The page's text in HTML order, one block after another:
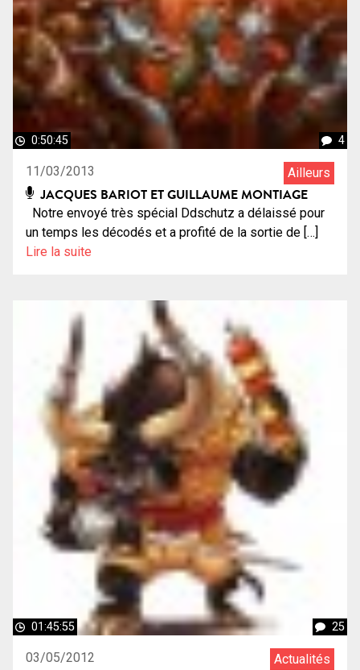
0:50:45 4
11/03/2013 Ailleurs
JACQUES BARIOT ET GUILLAUME MONTIAGE
Notre envoyé très spécial Ddschutz a délaissé pour
un temps les décodés et a profité de la sortie de […]
Lire la suite
01:45:55 25
03/05/2012 Actualités